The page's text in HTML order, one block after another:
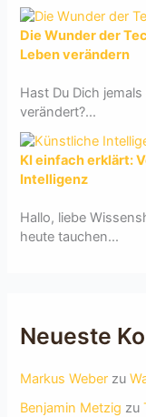
Die Wunder der
Leben verändern
Hast Du Dich
verändert?...
KI einfach erklärt:
Intelligenz
Hallo, liebe
heute tauchen...
Neueste
Markus Weber zu
Benjamin Metzig zu